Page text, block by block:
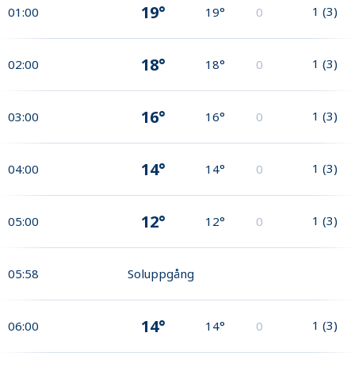
01:00 19° 19° 0 1 (3)
02:00 18° 18° 0 1 (3)
03:00 16° 16° 0 1 (3)
04:00 14° 14° 0 1 (3)
05:00 12° 12° 0 1 (3)
05:58 Soluppgång
06:00 14° 14° 0 1 (3)